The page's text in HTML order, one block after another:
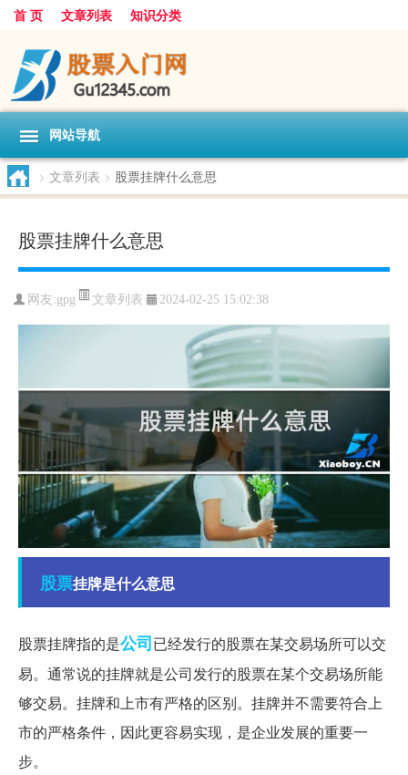
首 页 文章列表 知识分类
网站导航
> 文章列表 > 股票挂牌什么意思
股票挂牌什么意思
网友:gpg 文章列表 2024-02-25 15:02:38
股票挂牌是什么意思
股票挂牌指的是公司已经发行的股票在某交易场所可以交
易。通常说的挂牌就是公司发行的股票在某个交易场所能
够交易。挂牌和上市有严格的区别。挂牌并不需要符合上
市的严格条件，因此更容易实现，是企业发展的重要一
步。